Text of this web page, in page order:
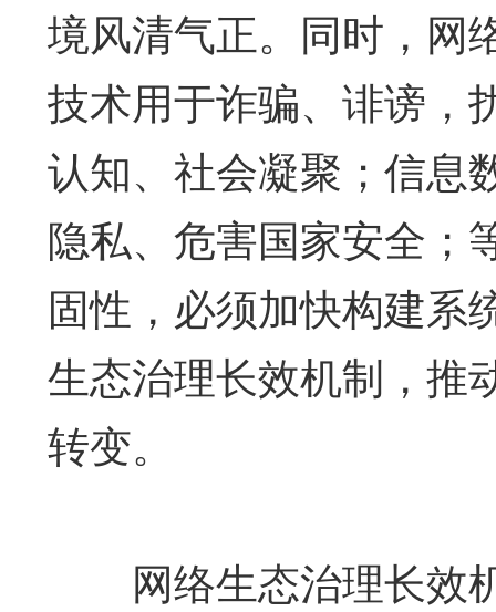
境风清气正。同时，网
技术用于诈骗、诽谤，
认知、社会凝聚；信息
隐私、危害国家安全；
固性，必须加快构建系
生态治理长效机制，推
转变。
网络生态治理长效